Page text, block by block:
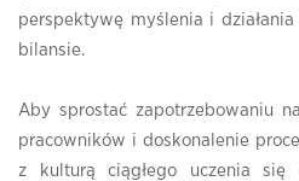
perspektywę myślenia i
bilansie.
Aby sprostać zapotrzebowaniu
pracowników i doskonalenie
z kulturą ciągłego uczenia